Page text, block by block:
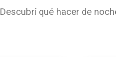
Descubrí qué hacer de